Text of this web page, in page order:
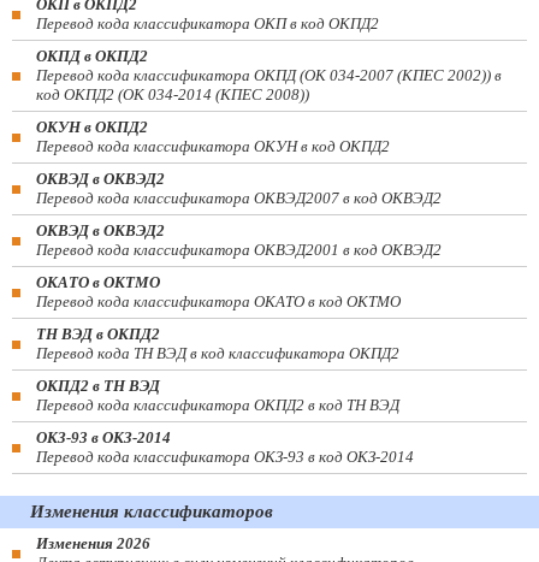
ОКП в ОКПД2
Перевод кода классификатора ОКП в код ОКПД2
ОКПД в ОКПД2
Перевод кода классификатора ОКПД (ОК 034-2007 (КПЕС 2002)) в
код ОКПД2 (ОК 034-2014 (КПЕС 2008))
ОКУН в ОКПД2
Перевод кода классификатора ОКУН в код ОКПД2
ОКВЭД в ОКВЭД2
Перевод кода классификатора ОКВЭД2007 в код ОКВЭД2
ОКВЭД в ОКВЭД2
Перевод кода классификатора ОКВЭД2001 в код ОКВЭД2
ОКАТО в ОКТМО
Перевод кода классификатора ОКАТО в код ОКТМО
ТН ВЭД в ОКПД2
Перевод кода ТН ВЭД в код классификатора ОКПД2
ОКПД2 в ТН ВЭД
Перевод кода классификатора ОКПД2 в код ТН ВЭД
ОКЗ-93 в ОКЗ-2014
Перевод кода классификатора ОКЗ-93 в код ОКЗ-2014
Изменения классификаторов
Изменения 2026